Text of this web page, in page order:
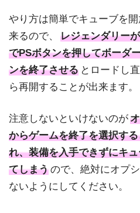
やり方は簡単でキューブを
来るので、
レジェンダリー
でPSボタンを押してボーダ
ンを終了させる とロードし
ら再開することが出来ます。
注意しないといけないのが
からゲームを終了を選択す
れ、装備を入手できずにキ
てしまうので、絶対にオプ
ないようにしてください。